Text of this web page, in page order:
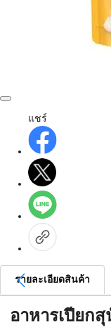
แชร์
รายละเอียดสินค้า
อาหารเปียกสุ